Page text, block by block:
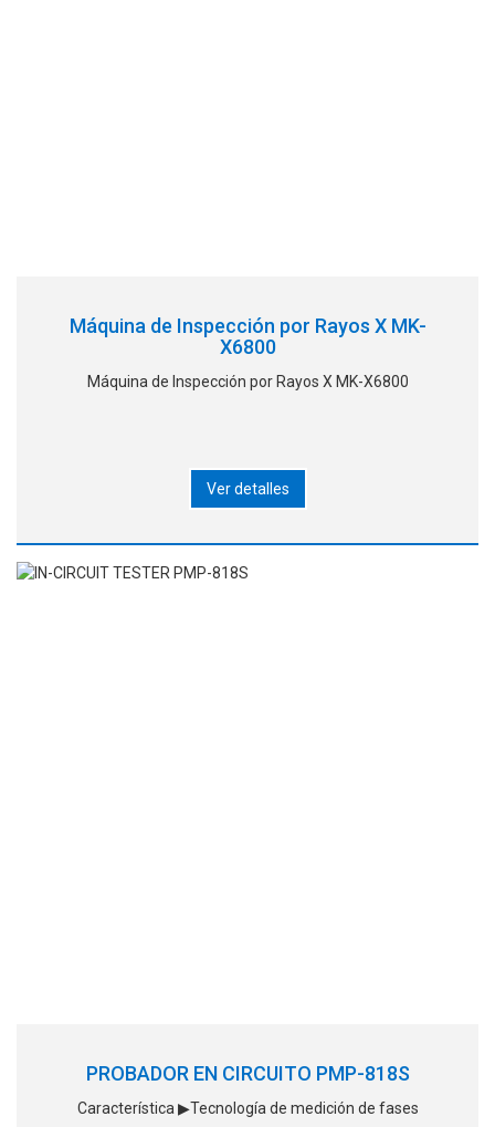
Máquina de Inspección por Rayos X MK-
X6800
Máquina de Inspección por Rayos X MK-X6800
Ver detalles
PROBADOR EN CIRCUITO PMP-818S
Característica ▶Tecnología de medición de fases